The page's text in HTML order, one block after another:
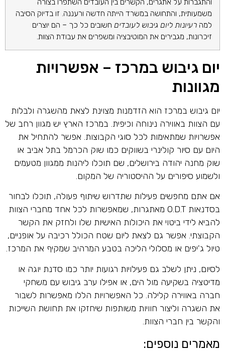
משמעותית, והתחושה במשרד הייתה חדשה ורעננה. זו בדיוק הסיבה
למה רעיונות ליום גיבוש לעובדים חשובים כל כך – הם יוצרים
זיכרונות, מגבירים את המוטיבציה ומשפרים את עבודת הצוות.
יום גיבוש במרכז – אפשרויות
מגוונות
יום גיבוש במרכז הוא הזדמנות מצוינת לצאת מהשגרה ולבלות
עם הצוות באווירה נינוחה וכיפית. במרכז הארץ יש מגוון רחב של
אפשרויות שמתאימות לכל סוגי הקבוצות. אפשר להתחיל את
היום עם סיור קולינרי בשווקים כמו שוק הכרמל בתל אביב או
שוק מחנה יהודה בירושלים, שם תוכלו ליהנות ממגוון מטעמים
ולשמוע סיפורים על ההיסטוריה של המקום.
אם אתם מחפשים פעילות שתדרוש שיתוף פעולה, תוכלו לבחור
בסדנאות O.D.T מאתגרות, שמאפשרות לכל אחד מחברי הצוות
להביא לידי ביטוי את היכולות האישיות שלו ולחזק את הקשר
הקבוצתי. אפשר גם לצאת ליום שטח הכולל רכיבה על אופניים,
טיול ג'יפים או מסלולי הליכה בטבע המרהיב שמקיף את המרכז.
לסיום, ניתן לשלב גם פעילויות רגועות יותר כמו סדנת יוגה או
מדיטציה בשקיעה מול הים, או אפילו ערב גיבוש עם משחקי
חברה באווירה קלילה. כל האפשרויות הללו מאפשרות לשבור
את השגרה וליצור חוויות משותפות שיחזקו את תחושת השייכות
והקשר בין חברי הצוות.
מאמרים נוספים: